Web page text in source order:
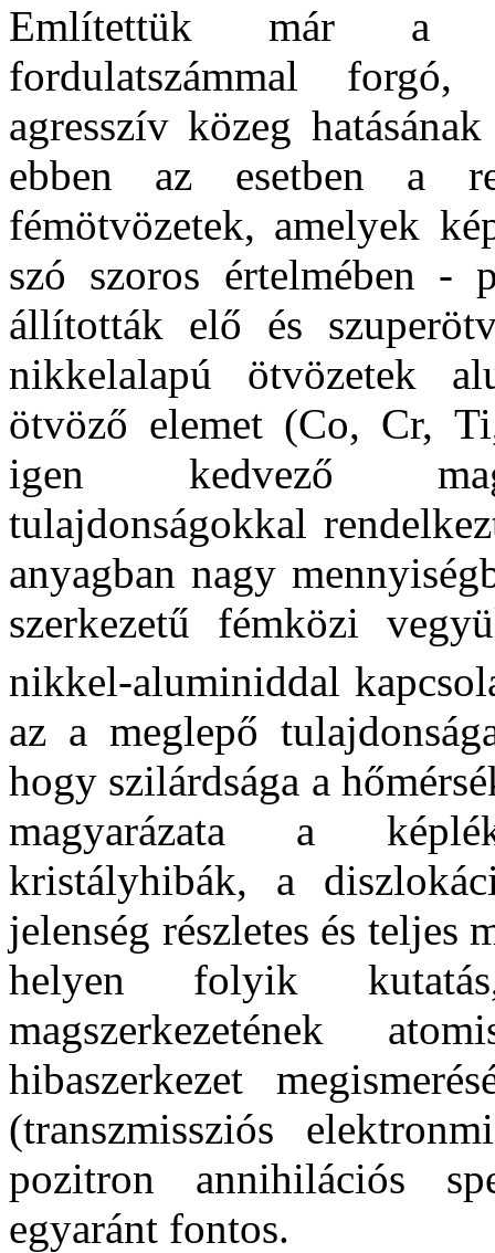
Említettük már a
fordulatszámmal forgó,
agresszív közeg
ebben az esetben a
fémötvözetek, amelyek
szó szoros értelmében -
állították elő és
nikkelalapú ötvözetek
ötvöző elemet (Co, Cr,
igen kedvező
tulajdonságokkal
anyagban nagy
szerkezetű fémközi
nikkel-aluminiddal
az a meglepő
hogy szilárdsága a
magyarázata a
kristályhibák, a
jelenség részletes és teljes
helyen folyik
magszerkezetének
hibaszerkezet
(transzmissziós
pozitron annihilációs
egyaránt fontos.